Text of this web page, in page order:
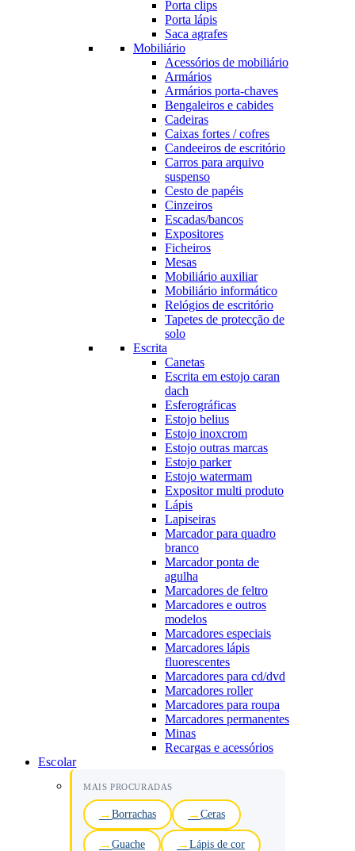
Porta clips
Porta lápis
Saca agrafes
Mobiliário
Acessórios de mobiliário
Armários
Armários porta-chaves
Bengaleiros e cabides
Cadeiras
Caixas fortes / cofres
Candeeiros de escritório
Carros para arquivo
suspenso
Cesto de papéis
Cinzeiros
Escadas/bancos
Expositores
Ficheiros
Mesas
Mobiliário auxiliar
Mobiliário informático
Relógios de escritório
Tapetes de protecção de
solo
Escrita
Canetas
Escrita em estojo caran
dach
Esferográficas
Estojo belius
Estojo inoxcrom
Estojo outras marcas
Estojo parker
Estojo watermam
Expositor multi produto
Lápis
Lapiseiras
Marcador para quadro
branco
Marcador ponta de
agulha
Marcadores de feltro
Marcadores e outros
modelos
Marcadores especiais
Marcadores lápis
fluorescentes
Marcadores para cd/dvd
Marcadores roller
Marcadores para roupa
Marcadores permanentes
Minas
Recargas e acessórios
Escolar
MAIS PROCURADAS
Borrachas Ceras
Guache Lápis de cor